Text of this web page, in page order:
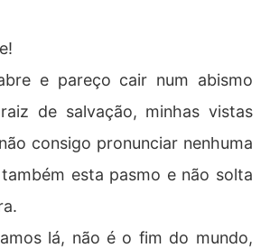
e pareço cair num abismo
de salvação, minhas vistas
consigo pronunciar nenhuma
esta pasmo e não solta
lá, não é o fim do mundo,